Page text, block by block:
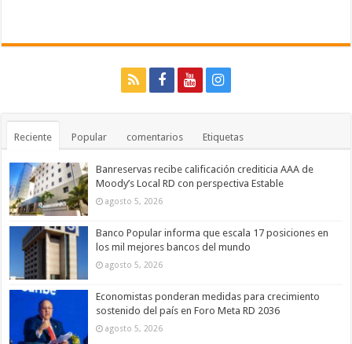
Reciente Popular comentarios Etiquetas
Banreservas recibe calificación crediticia AAA de
Moody’s Local RD con perspectiva Estable
agosto 5, 2026
Banco Popular informa que escala 17 posiciones en
los mil mejores bancos del mundo
agosto 5, 2026
Economistas ponderan medidas para crecimiento
sostenido del país en Foro Meta RD 2036
agosto 5, 2026